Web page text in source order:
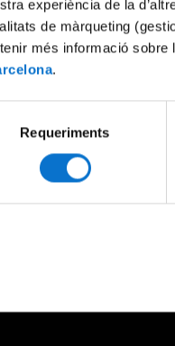
experiència de la
de màrqueting
més informació sobre
.
Requeriments